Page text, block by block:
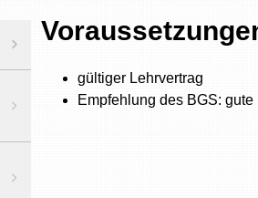
gültiger Lehrvertrag
Empfehlung des BGS: